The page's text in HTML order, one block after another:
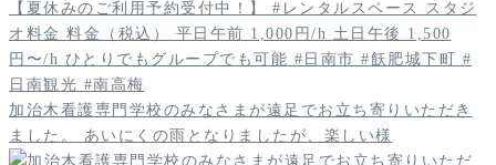
加治木看護専門学校のみなさまが遠足でお立ち寄りいただき
ました。 あいにくの雨となりましたが、楽しい様